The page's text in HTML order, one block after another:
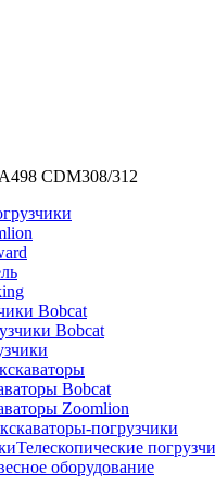
CDM308/312
Bobcat
Bobcat
Bobcat
Zoomlion
погрузчики
Телескопические
оборудование